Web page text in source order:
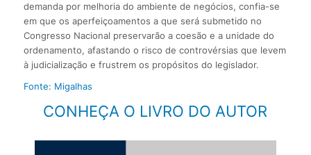
demanda por melhoria do ambiente de negócios, confia-se
em que os aperfeiçoamentos a que será submetido no
Congresso Nacional preservarão a coesão e a unidade do
ordenamento, afastando o risco de controvérsias que levem
à judicialização e frustrem os propósitos do legislador.
Fonte: Migalhas
CONHEÇA O LIVRO DO AUTOR